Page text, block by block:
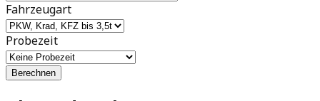
Fahrzeugart
Probezeit
Berechnen